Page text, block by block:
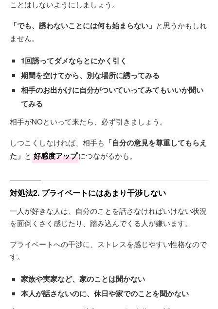
ことはしないようにしましょう。
「でも、誘わないことには何も始まらない」 と思うかもしれ
ません。
1回誘ってダメならとにかく引く
期間を空けてから、別な場所に誘ってみる
相手のお出かけに自分がついていってみてもいいか聞い
てみる
相手がNOといって来たら、必ず引きましょう。
しつこくしなければ、相手も 「自分の意見を尊重してもらえ
た」 と 好感度アップにつながるかも。
対処法2. プライベートにはあまり干渉しない
一人が好きな人は、自分のことを話さなければいけない状況
を面倒くさく感じたり、踏み込んでくる人が嫌います。
プライベートへの干渉に、ストレスを感じやすい性格なので
す。
家族や実家など、家のことは聞かない
本人が話さないのに、休日や家でのことを聞かない